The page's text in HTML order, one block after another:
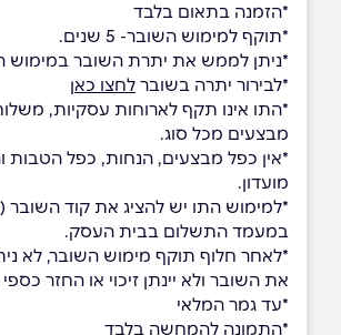
*הזמנה בתאום בלבד
*תוקף למימוש השובר- 5 שנים.
*ניתן לממש את יתרת השובר במימוש
*לבירור יתרה בשובר לחצו כאן
*התו אינו תקף לארוחות עסקיות,
מבצעים מכל סוג.
*אין כפל מבצעים, הנחות, כפל הטבות
מועדון.
*למימוש התו יש להציג את קוד השובר
במעמד התשלום בבית העסק.
*לאחר חלוף תוקף מימוש השובר, לא
את השובר ולא יינתן זיכוי או החזר כספי
*עד גמר המלאי
*התמונה להמחשה בלבד